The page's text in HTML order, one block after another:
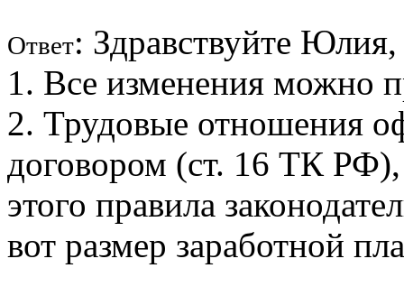
Ответ: Здравствуйте Юлия,
1. Все изменения можно
2. Трудовые отношения
договором (ст. 16 ТК
этого правила
вот размер заработной